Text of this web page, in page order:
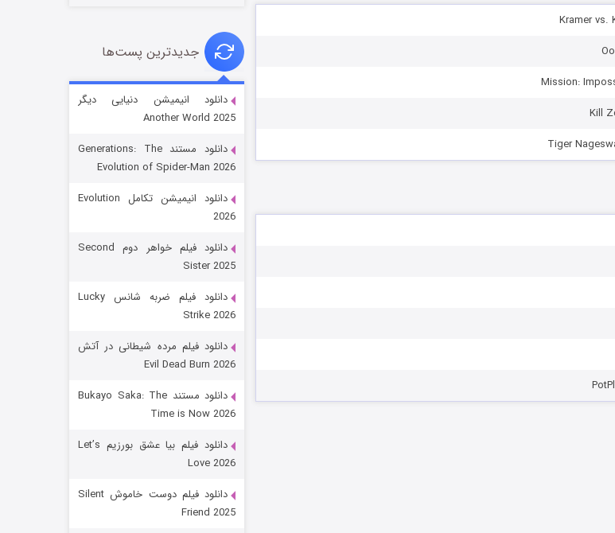
قسمت۱۵ (دوبله) منتشر شد
زیرزمین
قسمت۲ (دوبله)
جدیدترین پست‌ها
دانلود انیمیشن دنیایی دیگر
Another World 2025
دانلود مستند Generations: The
Evolution of Spider-Man 2026
دانلود انیمیشن تکامل Evolution
2026
دانلود فیلم خواهر دوم Second
Sister 2025
دانلود فیلم ضربه شانس Lucky
Strike 2026
دانلود فیلم مرده شیطانی در آتش
Evil Dead Burn 2026
دانلود مستند Bukayo Saka: The
Time is Now 2026
دانلود فیلم بیا عشق بورزیم Let’s
Love 2026
دانلود فیلم دوست خاموش Silent
Friend 2025